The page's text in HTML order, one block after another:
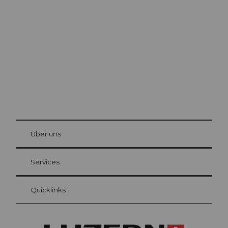
Gästekarte Luzern
Ihre Vorteile als Übernachtungsgast
at Bre
Über uns
Services
Quicklinks